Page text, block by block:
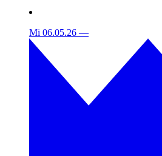
Mi 06.05.26 —